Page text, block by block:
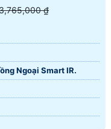
₫
Ngoại Smart IR.